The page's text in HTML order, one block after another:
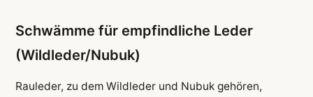
Schwämme für empfindliche Leder
(Wildleder/Nubuk)
Rauleder, zu dem Wildleder und Nubuk gehören,